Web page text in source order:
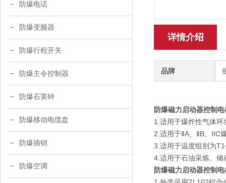
防爆电话
防爆变频器
防爆行程开关
防爆主令控制器
防爆石英钟
防爆移动电缆盘
防爆插销
防爆空调
详情介绍
品牌
防爆磁力启动器控制
1.适用于爆炸性气体环
2.适用于ⅡA、ⅡB、IIC
3.适用于温度组别为
4.适用于石油采炼、
防爆磁力启动器控制